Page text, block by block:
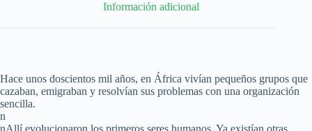
Información adicional
Hace unos doscientos mil años, en África vivían pequeños grupos que
cazaban, emigraban y resolvían sus problemas con una organización
sencilla.
n